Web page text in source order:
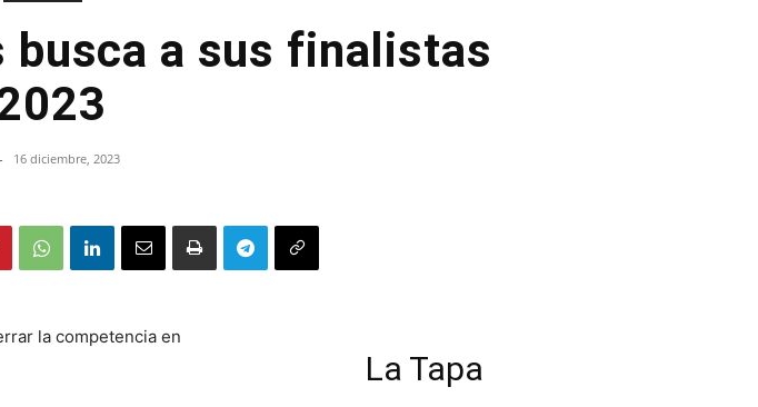
busca a sus finalistas
- 16 diciembre, 2023
la competencia en
La Tapa